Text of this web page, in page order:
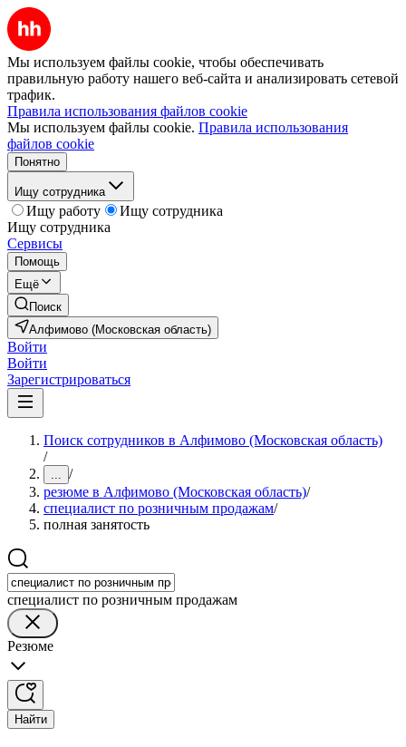
Мы используем файлы cookie, чтобы обеспечивать
правильную работу нашего веб-сайта и анализировать сетевой
трафик.
Правила использования файлов cookie
Мы используем файлы cookie. Правила использования
файлов cookie
Понятно
Ищу сотрудника
Ищу работу
Ищу сотрудника
Ищу сотрудника
Сервисы
Помощь
Ещё
Поиск
Алфимово (Московская область)
Войти
Войти
Зарегистрироваться
Поиск сотрудников в Алфимово (Московская область)
/
... /
резюме в Алфимово (Московская область)/
специалист по розничным продажам/
полная занятость
специалист по розничным продажам
Резюме
Найти